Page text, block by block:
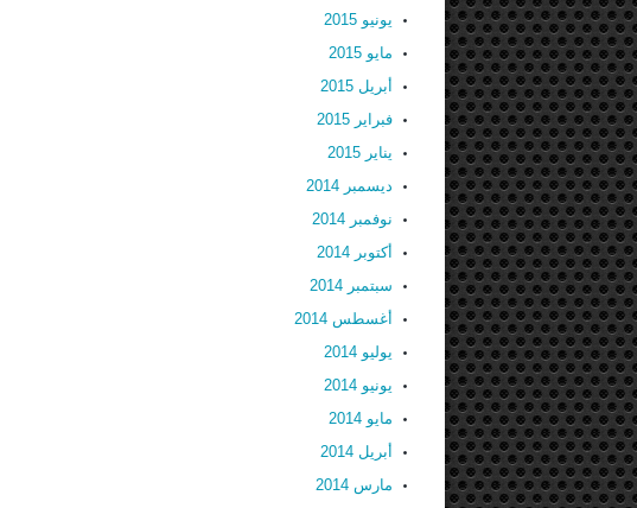
يونيو 2015
مايو 2015
أبريل 2015
فبراير 2015
يناير 2015
ديسمبر 2014
نوفمبر 2014
أكتوبر 2014
سبتمبر 2014
أغسطس 2014
يوليو 2014
يونيو 2014
مايو 2014
أبريل 2014
مارس 2014